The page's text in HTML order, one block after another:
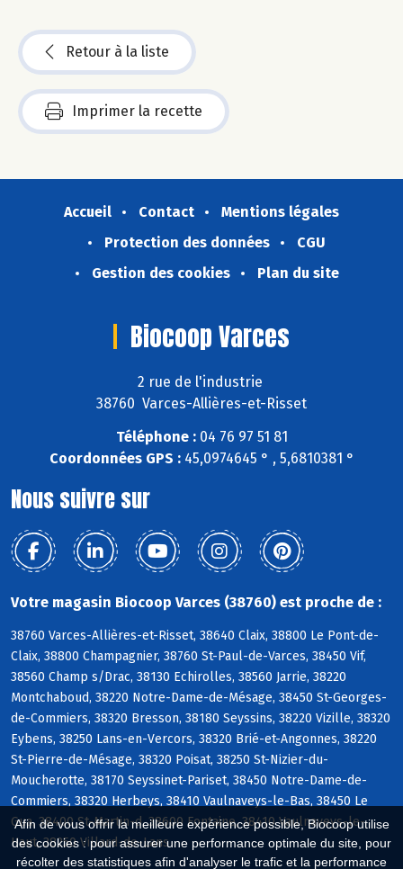
Afin de vous offrir la meilleure expérience possible, Biocoop utilise
des cookies : pour assurer une performance optimale du site, pour
récolter des statistiques afin d'analyser le trafic et la performance
Retour à la liste
Imprimer la recette
Accueil Contact
Mentions légales
Protection des données
CGU
Gestion des cookies
Plan du site
Biocoop Varces
2 rue de l'industrie
38760 Varces-Allières-et-Risset
Téléphone :04 76 97 51 81
Coordonnées GPS :45,0974645 ° , 5,6810381 °
Nous suivre sur
Votre magasin Biocoop Varces (38760) est proche de :
38760 Varces-Allières-et-Risset, 38640 Claix, 38800 Le Pont-de-
Claix, 38800 Champagnier, 38760 St-Paul-de-Varces, 38450 Vif,
38560 Champ s/Drac, 38130 Echirolles, 38560 Jarrie, 38220
Montchaboud, 38220 Notre-Dame-de-Mésage, 38450 St-Georges-
de-Commiers, 38320 Bresson, 38180 Seyssins, 38220 Vizille, 38320
Eybens, 38250 Lans-en-Vercors, 38320 Brié-et-Angonnes, 38220
St-Pierre-de-Mésage, 38320 Poisat, 38250 St-Nizier-du-
Moucherotte, 38170 Seyssinet-Pariset, 38450 Notre-Dame-de-
Commiers, 38320 Herbeys, 38410 Vaulnaveys-le-Bas, 38450 Le
Gua, 38400 St-Martin-d, 38600 Fontaine, 38410 Vaulnaveys-le-
Haut, 38250 Villard-de-Lans